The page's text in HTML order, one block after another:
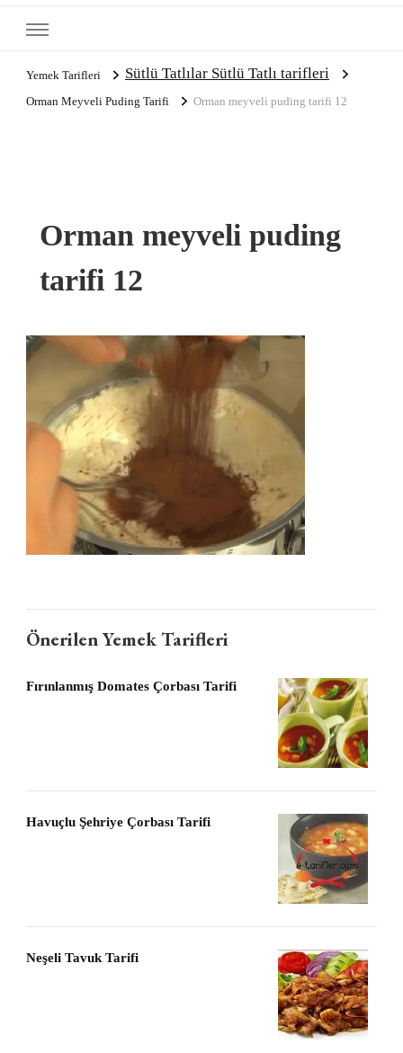
Yemek Tarifleri Sütlü Tatlılar Sütlü Tatlı tarifleri
Orman Meyveli Puding Tarifi Orman meyveli puding tarifi 12
Orman meyveli puding
tarifi 12
Önerilen Yemek Tarifleri
Fırınlanmış Domates Çorbası Tarifi
Havuçlu Şehriye Çorbası Tarifi
Neşeli Tavuk Tarifi